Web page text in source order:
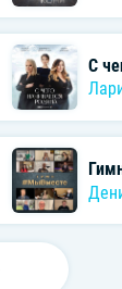
Крутого
С